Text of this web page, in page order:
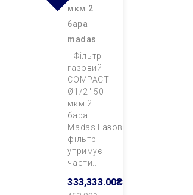
мкм 2
бара
madas
Фільтр
газовий
COMPACT
Ø1/2″ 50
мкм 2
бара
Madas.Газовий
фільтр
утримує
части..
333,333.00₴